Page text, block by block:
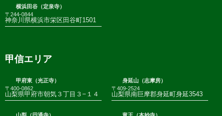
横浜田谷（定泉寺）
〒244-0844
神奈川県横浜市栄区田谷町1501
甲信エリア
甲府東（光正寺）
〒400-0862
山梨県甲府市朝気３丁目３−１４
身延山（志摩房）
〒409-2524
山梨県南巨摩郡身延町身延3543